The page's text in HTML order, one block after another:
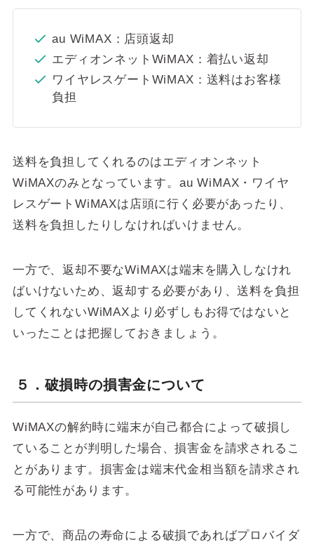
au WiMAX：店頭返却
エディオンネットWiMAX：着払い返却
ワイヤレスゲートWiMAX：送料はお客様
負担
送料を負担してくれるのはエディオンネット
WiMAXのみとなっています。au WiMAX・ワイヤ
レスゲートWiMAXは店頭に行く必要があったり、
送料を負担したりしなければいけません。
一方で、返却不要なWiMAXは端末を購入しなけれ
ばいけないため、返却する必要があり、送料を負担
してくれないWiMAXより必ずしもお得ではないと
いったことは把握しておきましょう。
５．破損時の損害金について
WiMAXの解約時に端末が自己都合によって破損し
ていることが判明した場合、損害金を請求されるこ
とがあります。損害金は端末代金相当額を請求され
る可能性があります。
一方で、商品の寿命による破損であればプロバイダ